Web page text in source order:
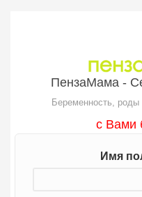
ПензаМама -
Беременность, роды
с Вами
Имя